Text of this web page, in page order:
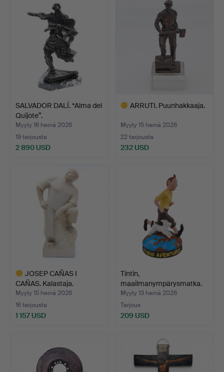
SALVADOR DALÍ. “Alma del
Quijote”.
Myyty 16 heinä 2026
19 tarjousta
2 890 USD
ARRUTI. Puunhakkaaja.
Myyty 15 heinä 2026
22 tarjousta
232 USD
JOSEP CAÑAS I
CAÑAS. Kalastaja.
Myyty 15 heinä 2026
16 tarjousta
1 157 USD
Tintin,
maailmanympärysmatka.
Myyty 13 heinä 2026
Tarjous
209 USD